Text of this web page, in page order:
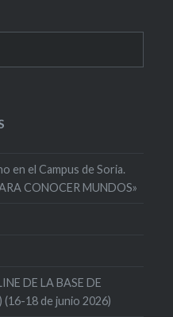
en el Campus de Soria.
CONOCER MUNDOS»
DE LA BASE DE
18 de junio 2026)